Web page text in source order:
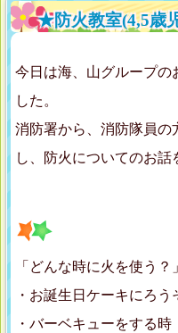
★防火教室(4,5歳
今日は海、山グループの
した。
消防署から、消防隊員の
し、防火についてのお話
「どんな時に火を使う
・お誕生日ケーキにろ
・バーベキューをする時